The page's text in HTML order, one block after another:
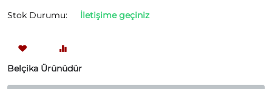
Stok Durumu:
İletişime geçiniz
Belçika Ürünüdür